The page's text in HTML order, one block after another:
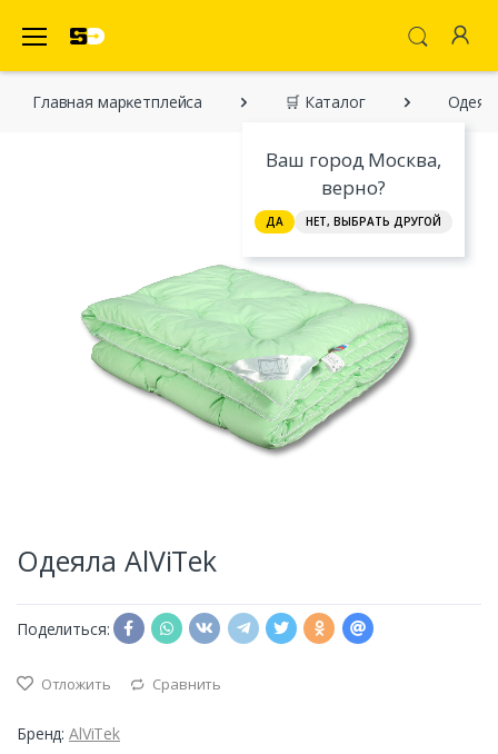
Ваш город Москва,
верно?
ДА НЕТ, ВЫБРАТЬ ДРУГОЙ
Главная марĸетплейса 🛒 Каталог
Одеяла AlViTek
Поделиться:
Отложить Сравнить
Бренд: AlViTek